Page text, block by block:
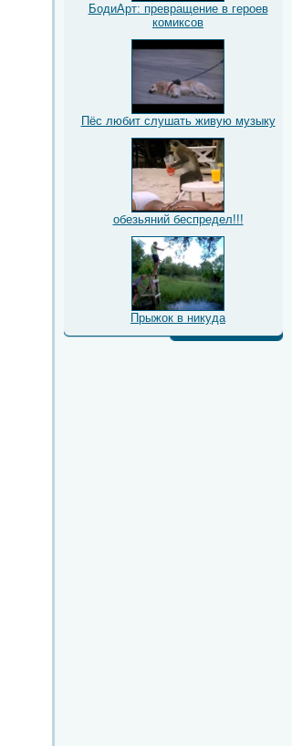
БодиАрт: превращение в героев
комиксов
Пёс любит слушать живую музыку
обезьяний беспредел!!!
Прыжок в никуда